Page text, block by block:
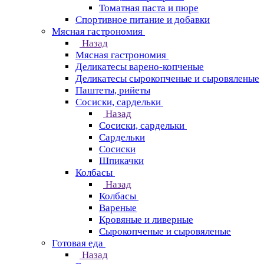
Томатная паста и пюре
Спортивное питание и добавки
Мясная гастрономия
Назад
Мясная гастрономия
Деликатесы варено-копченые
Деликатесы сырокопченые и сыровяленые
Паштеты, рийеты
Сосиски, сардельки
Назад
Сосиски, сардельки
Сардельки
Сосиски
Шпикачки
Колбасы
Назад
Колбасы
Вареные
Кровяные и ливерные
Сырокопченые и сыровяленые
Готовая еда
Назад